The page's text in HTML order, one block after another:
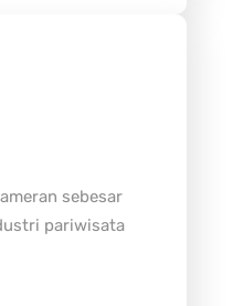
sebesar
pariwisata